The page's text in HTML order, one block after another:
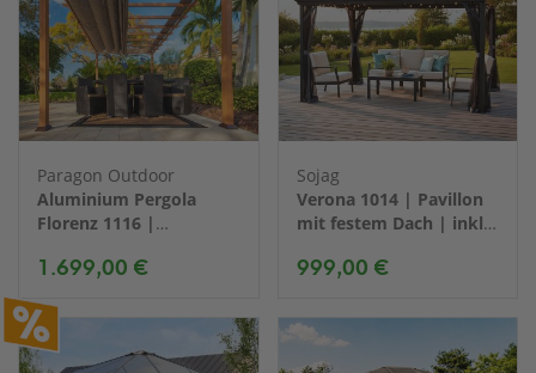
Paragon Outdoor
Aluminium Pergola
Florenz 1116 |
hellbraun/braun |
1.699,00 €
Sojag
Verona 1014 | Pavillon
mit festem Dach | inkl.
999,00 €